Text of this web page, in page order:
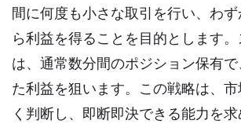
間に何度も小さな取引を行い、わ
ら利益を得ることを目的とします
は、通常数分間のポジション保有
た利益を狙います。この戦略は、
く判断し、即断即決できる能力を